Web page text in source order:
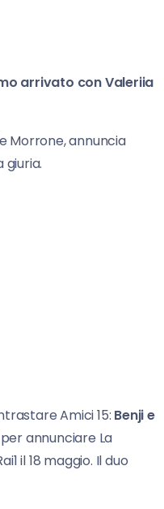
arrivato con Valeriia
Morrone, annuncia
giuria.
Amici 15: Benji e
annunciare La
il 18 maggio. Il duo